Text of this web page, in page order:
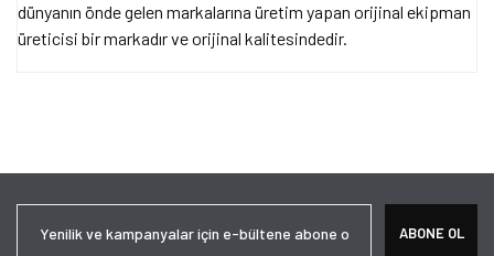
dünyanın önde gelen markalarına üretim yapan orijinal ekipman
üreticisi bir markadır ve orijinal kalitesindedir.
Ürün açıklamasında eksik bilgiler bulunuyor.
ABONE OL